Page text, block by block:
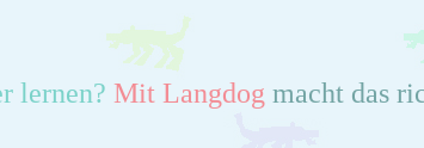
lernen? Mit Langdog macht das